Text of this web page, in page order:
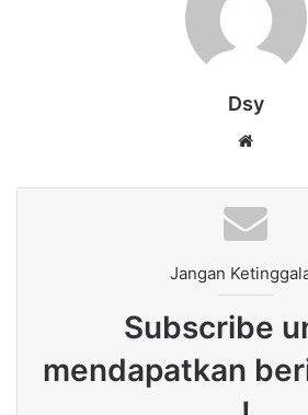
Dsy
Jangan
Subscribe
mendapatkan